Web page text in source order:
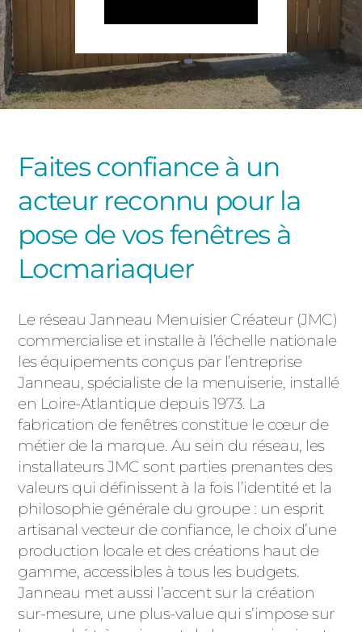
Faites confiance à un
acteur reconnu pour la
pose de vos fenêtres à
Locmariaquer
Le réseau Janneau Menuisier Créateur (JMC)
commercialise et installe à l’échelle nationale
les équipements conçus par l’entreprise
Janneau, spécialiste de la menuiserie, installé
en Loire-Atlantique depuis 1973. La
fabrication de fenêtres constitue le cœur de
métier de la marque. Au sein du réseau, les
installateurs JMC sont parties prenantes des
valeurs qui définissent à la fois l’identité et la
philosophie générale du groupe : un esprit
artisanal vecteur de confiance, le choix d’une
production locale et des créations haut de
gamme, accessibles à tous les budgets.
Janneau met aussi l’accent sur la création
sur-mesure, une plus-value qui s’impose sur
PVC
ALUMINIUM
ACIER
PORTAILS ET PORTILLONS
CARPORTS